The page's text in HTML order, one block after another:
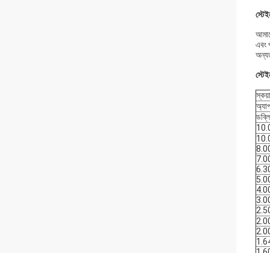
এবং